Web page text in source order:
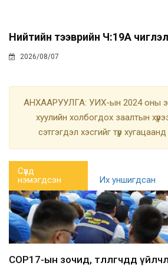
Нийтийн тээврийн Ч:19А
2026/08/07
АНХААРУУЛГА: УИХ-ын 2024 оны
хуулийн холбогдох заалтын
сэтгэгдэл хэсгийг түр
Сүүлд
нэмэгдсэн
Их уншигдсан
COP17-ын зочид, төлөөлөгчдөд